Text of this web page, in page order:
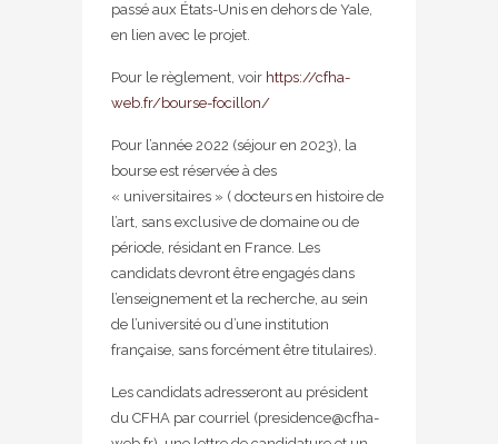
passé aux États-Unis en dehors de Yale,
en lien avec le projet.
Pour le règlement, voir https://cfha-
web.fr/bourse-focillon/
Pour l’année 2022 (séjour en 2023), la
bourse est réservée à des
« universitaires » ( docteurs en histoire de
l’art, sans exclusive de domaine ou de
période, résidant en France. Les
candidats devront être engagés dans
l’enseignement et la recherche, au sein
de l’université ou d’une institution
française, sans forcément être titulaires).
Les candidats adresseront au président
du CFHA par courriel (presidence@cfha-